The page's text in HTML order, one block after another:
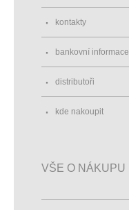
kontakty
bankovní informace
distributoři
kde nakoupit
VŠE O NÁKUPU